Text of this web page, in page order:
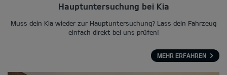
Hauptuntersuchung bei Kia
Muss dein Kia wieder zur Hauptuntersuchung? Lass dein Fahrzeug
einfach direkt bei uns prüfen!
MEHR ERFAHREN